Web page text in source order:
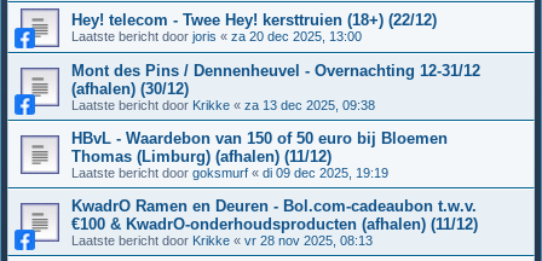
Hey! telecom - Twee Hey! kersttruien (18+) (22/12)
Laatste bericht door joris « za 20 dec 2025, 13:00
Mont des Pins / Dennenheuvel - Overnachting 12-31/12
(afhalen) (30/12)
Laatste bericht door Krikke « za 13 dec 2025, 09:38
HBvL - Waardebon van 150 of 50 euro bij Bloemen
Thomas (Limburg) (afhalen) (11/12)
Laatste bericht door goksmurf « di 09 dec 2025, 19:19
KwadrO Ramen en Deuren - Bol.com-cadeaubon t.w.v.
€100 & KwadrO-onderhoudsproducten (afhalen) (11/12)
Laatste bericht door Krikke « vr 28 nov 2025, 08:13